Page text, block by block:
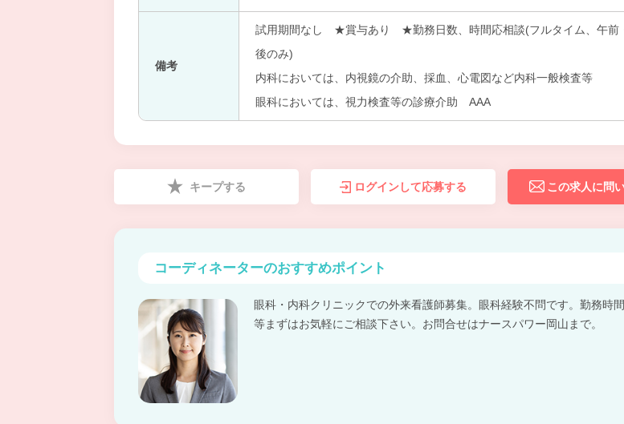
備考
試用期間なし ★賞与あり ★勤務日数、時間応相談(フルタイム、午前
後のみ)
内科においては、内視鏡の介助、採血、心電図など内科一般検査等
眼科においては、視力検査等の診療介助 AAA
キープする ログインして応募する この求人に問
コーディネーターのおすすめポイント
眼科・内科クリニックでの外来看護師募集。眼科経験不問です。勤務時
等まずはお気軽にご相談下さい。お問合せはナースパワー岡山まで。